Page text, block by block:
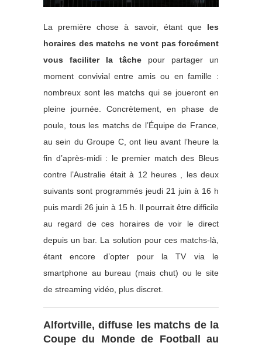
La première chose à savoir, étant que les
horaires des matchs ne vont pas forcément
vous faciliter la tâche pour partager un
moment convivial entre amis ou en famille :
nombreux sont les matchs qui se joueront en
pleine journée. Concrètement, en phase de
poule, tous les matchs de l’Équipe de France,
au sein du Groupe C, ont lieu avant l’heure la
fin d’après-midi : le premier match des Bleus
contre l’Australie était à 12 heures , les deux
suivants sont programmés jeudi 21 juin à 16 h
puis mardi 26 juin à 15 h. Il pourrait être difficile
au regard de ces horaires de voir le direct
depuis un bar. La solution pour ces matchs-là,
étant encore d’opter pour la TV via le
smartphone au bureau (mais chut) ou le site
de streaming vidéo, plus discret.
Alfortville, diffuse les matchs de la
Coupe du Monde de Football au